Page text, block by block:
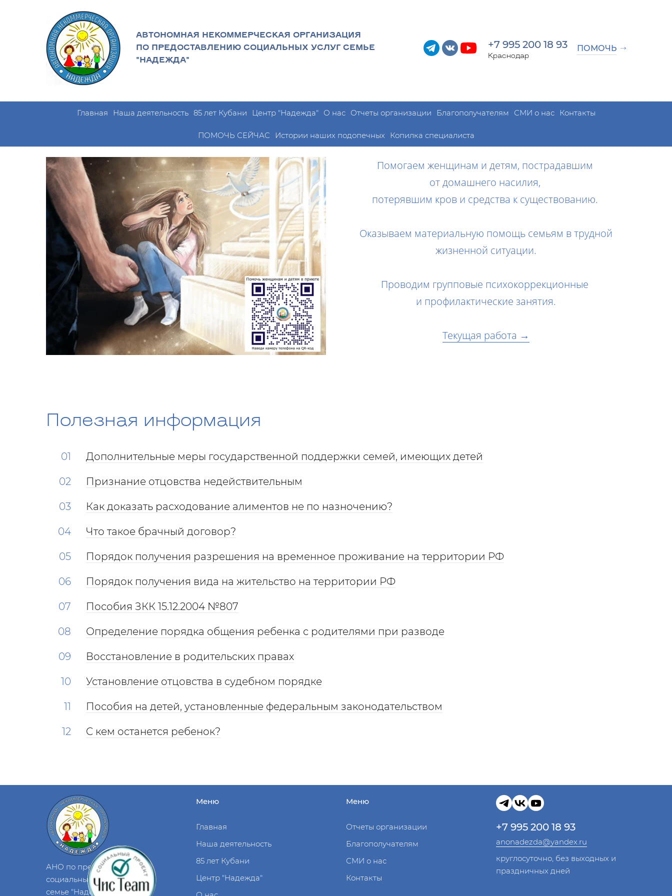
АВТОНОМНАЯ НЕКОММЕРЧЕСКАЯ ОРГАНИЗАЦИЯ
ПО ПРЕДОСТАВЛЕНИЮ СОЦИАЛЬНЫХ УСЛУГ СЕМЬЕ
"НАДЕЖДА"
+7 995 200 18 93
Краснодар
ПОМОЧЬ
Главная Наша деятельность 85 лет Кубани Центр "Надежда" О нас Отчеты организации Благополучателям СМИ о нас Контакты
ПОМОЧЬ СЕЙЧАС Истории наших подопечных Копилка специалиста
Помогаем женщинам и детям, пострадавшим
от домашнего насилия,
потерявшим кров и средства к существованию.
Оказываем материальную помощь семьям в трудной
жизненной ситуации.
Проводим групповые психокоррекционные
и профилактические занятия.
Текущая работа →
Полезная информация
Дополнительные меры государственной поддержки семей, имеющих детей
Признание отцовства недействительным
Как доказать расходование алиментов не по назночению?
Что такое брачный договор?
Порядок получения разрешения на временное проживание на территории РФ
Порядок получения вида на жительство на территории РФ
Пособия ЗКК 15.12.2004 №807
Определение порядка общения ребенка с родителями при разводе
Восстановление в родительских правах
Установление отцовства в судебном порядке
Пособия на детей, установленные федеральным законодательством
C кем останется ребенок?
АНО по предоставлению
социальных услуг
семье "Надежда"
Меню
Главная
Наша деятельность
85 лет Кубани
Центр "Надежда"
Меню
Отчеты организации
Благополучателям
СМИ о нас
Контакты
+7 995 200 18 93
anonadezda@yandex.ru
круглосуточно, без выходных и
праздничных дней